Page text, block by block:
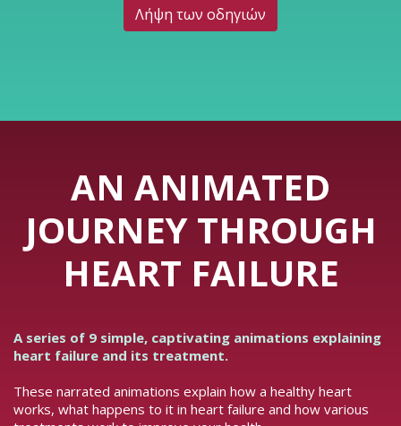
Λήψη των οδηγιών
AN ANIMATED
JOURNEY THROUGH
HEART FAILURE
A series of 9 simple, captivating animations explaining
heart failure and its treatment.
These narrated animations explain how a healthy heart
works, what happens to it in heart failure and how various